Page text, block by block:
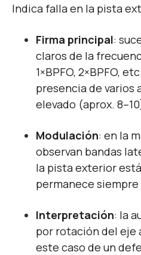
Indica falla en la pista
Firma principal:
claros de la
1×BPFO, 2×BPFO,
presencia de varios
elevado (aprox.
Modulación: en la
observan bandas
la pista exterior
permanece siempre
Interpretación: la
por rotación del eje
este caso de un